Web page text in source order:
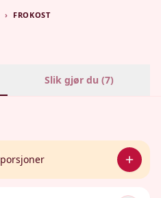
› FROKOST
Slik gjør du (7)
porsjoner